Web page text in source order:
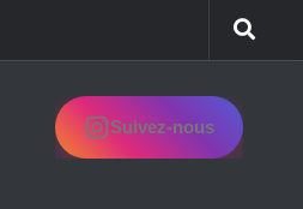
Suivez-nous